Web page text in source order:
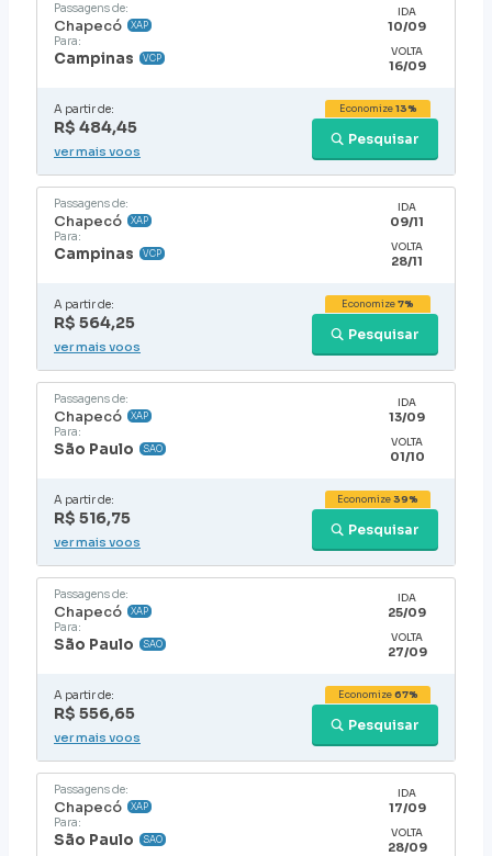
Passagens de:
Chapecó XAP
Para:
Campinas VCP
IDA
10/09
VOLTA
16/09
A partir de:
R$ 484,45
Pesquisar
Economize13%
ver mais voos
Passagens de:
Chapecó XAP
Para:
Campinas VCP
IDA
09/11
VOLTA
28/11
A partir de:
R$ 564,25
Pesquisar
Economize7%
ver mais voos
Passagens de:
Chapecó XAP
Para:
São Paulo SAO
IDA
13/09
VOLTA
01/10
A partir de:
R$ 516,75
Pesquisar
Economize39%
ver mais voos
Passagens de:
Chapecó XAP
Para:
São Paulo SAO
IDA
25/09
VOLTA
27/09
A partir de:
R$ 556,65
Pesquisar
Economize67%
ver mais voos
Passagens de:
Chapecó XAP
Para:
São Paulo SAO
IDA
17/09
VOLTA
28/09